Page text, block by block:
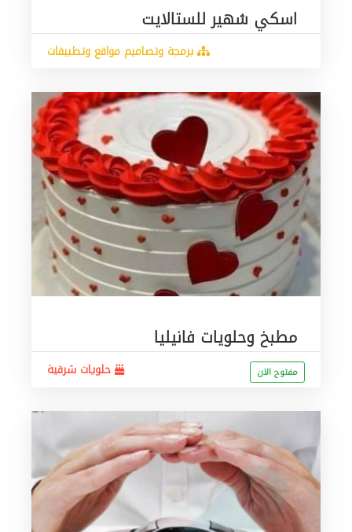
اسكي شهير للستالايت
برمجة وتصاميم مواقع وتطبيقات
مطبخ وحلويات فانيليا
حلويات شرقية مفتوح الان